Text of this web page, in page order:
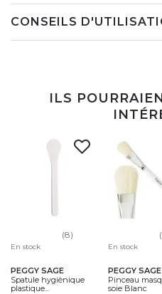
CONSEILS
ILS
(8)
En stock
PEGGY SAGE
Spatule hygiènique
plastique...
En stock
PEGGY SAGE
Pinceau
soie Blanc